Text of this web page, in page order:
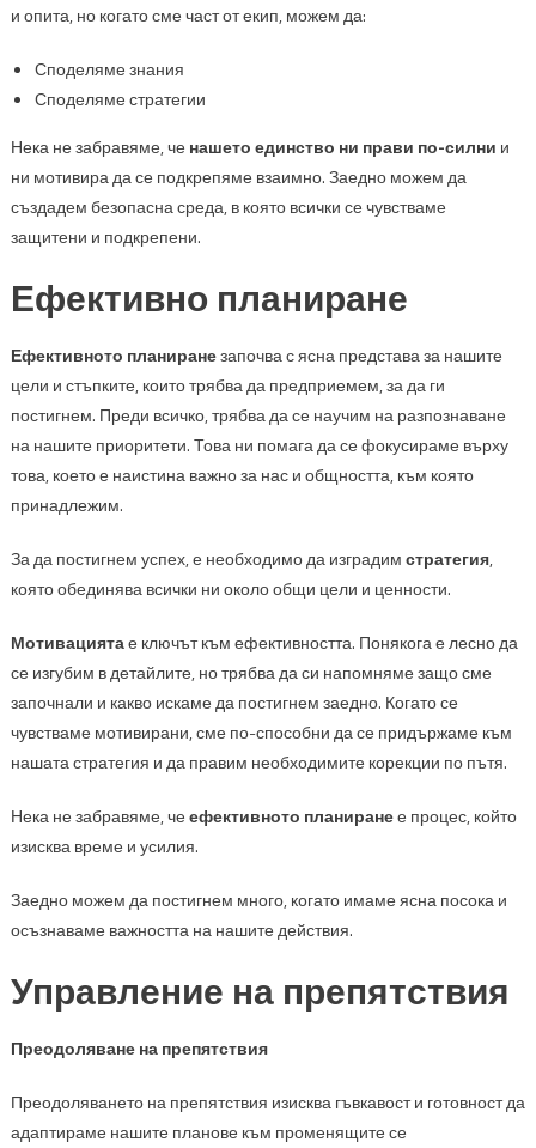
и опита, но когато сме част от екип, можем да:
Споделяме знания
Споделяме стратегии
Нека не забравяме, ченашето единство ни прави по-силни и
ни мотивира да се подкрепяме взаимно. Заедно можем да
създадем безопасна среда, в която всички се чувстваме
защитени и подкрепени.
Ефективно планиране
Ефективното планиранезапочва с ясна представа за нашите
цели и стъпките, които трябва да предприемем, за да ги
постигнем. Преди всичко, трябва да се научим на разпознаване
на нашите приоритети. Това ни помага да се фокусираме върху
това, което е наистина важно за нас и общността, към която
принадлежим.
За да постигнем успех, е необходимо да изградимстратегия,
която обединява всички ни около общи цели и ценности.
Мотивациятае ключът към ефективността. Понякога е лесно да
се изгубим в детайлите, но трябва да си напомняме защо сме
започнали и какво искаме да постигнем заедно. Когато се
чувстваме мотивирани, сме по-способни да се придържаме към
нашата стратегия и да правим необходимите корекции по пътя.
Нека не забравяме, чеефективното планиранее процес, който
изисква време и усилия.
Заедно можем да постигнем много, когато имаме ясна посока и
осъзнаваме важността на нашите действия.
Управление на препятствия
Преодоляване на препятствия
Преодоляването на препятствия изисква гъвкавост и готовност да
адаптираме нашите планове към променящите се